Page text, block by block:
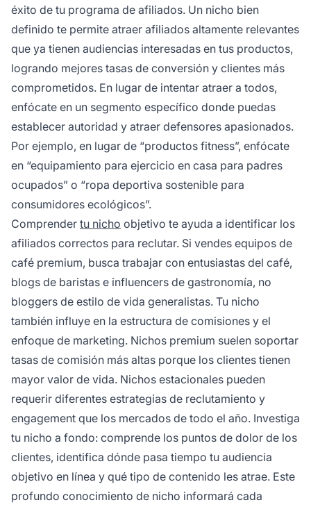
éxito de tu programa de afiliados. Un nicho bien
definido te permite atraer afiliados altamente relevantes
que ya tienen audiencias interesadas en tus productos,
logrando mejores tasas de conversión y clientes más
comprometidos. En lugar de intentar atraer a todos,
enfócate en un segmento específico donde puedas
establecer autoridad y atraer defensores apasionados.
Por ejemplo, en lugar de “productos fitness”, enfócate
en “equipamiento para ejercicio en casa para padres
ocupados” o “ropa deportiva sostenible para
consumidores ecológicos”.
Comprender tu nicho objetivo te ayuda a identificar los
afiliados correctos para reclutar. Si vendes equipos de
café premium, busca trabajar con entusiastas del café,
blogs de baristas e influencers de gastronomía, no
bloggers de estilo de vida generalistas. Tu nicho
también influye en la estructura de comisiones y el
enfoque de marketing. Nichos premium suelen soportar
tasas de comisión más altas porque los clientes tienen
mayor valor de vida. Nichos estacionales pueden
requerir diferentes estrategias de reclutamiento y
engagement que los mercados de todo el año. Investiga
tu nicho a fondo: comprende los puntos de dolor de los
clientes, identifica dónde pasa tiempo tu audiencia
objetivo en línea y qué tipo de contenido les atrae. Este
profundo conocimiento de nicho informará cada